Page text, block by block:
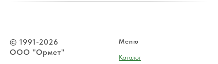
© 1991-2026
ООО "Ормет"
Меню
Каталог